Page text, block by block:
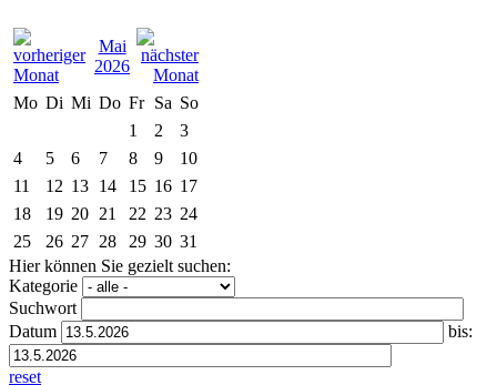
Mai
2026
Mo Di Mi Do Fr Sa So
1
2
3
4
5 6 7 8 9
10
11
12 13 14 15 16 17
18
19 20 21 22 23 24
25
26 27 28 29 30 31
Hier können Sie gezielt suchen:
Kategorie
Suchwort
Datum
bis:
reset